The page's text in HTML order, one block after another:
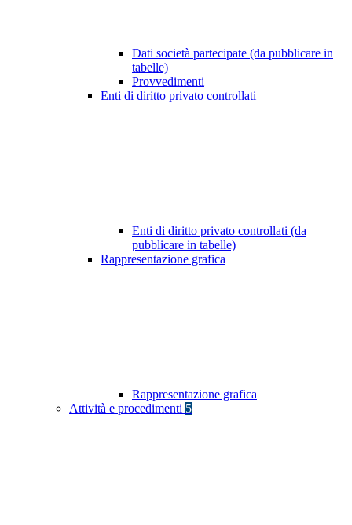
Dati società partecipate (da pubblicare in
tabelle)
Provvedimenti
Enti di diritto privato controllati
Enti di diritto privato controllati (da
pubblicare in tabelle)
Rappresentazione grafica
Rappresentazione grafica
Attività e procedimenti 5